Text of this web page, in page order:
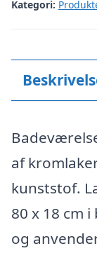
Kategori:
af
kunststof.
80 x 18 cm
og